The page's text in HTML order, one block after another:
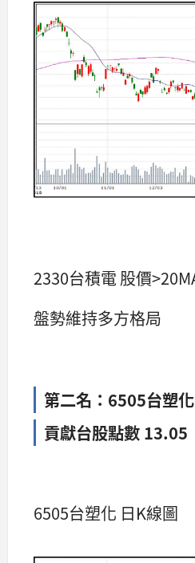
2330台積電 股價
盤勢維持多方格局
第二名：6505台塑化
貢獻台股點數 13.05
6505台塑化 日K線圖